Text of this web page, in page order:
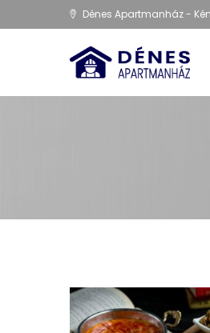
Dénes Apartmanház -